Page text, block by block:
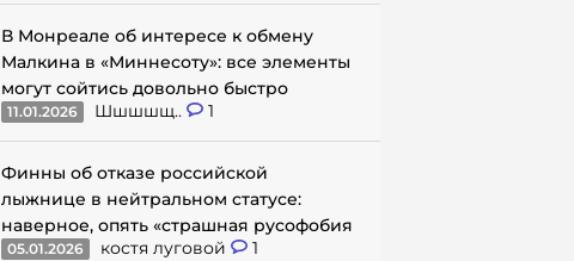
В Монреале об интересе к обмену
Малкина в «Миннесоту»: все элементы
могут сойтись довольно быстро
11.01.2026 Шшшшщ.. 1
Финны об отказе российской
лыжнице в нейтральном статусе:
наверное, опять «страшная русофобия
05.01.2026 костя луговой 1